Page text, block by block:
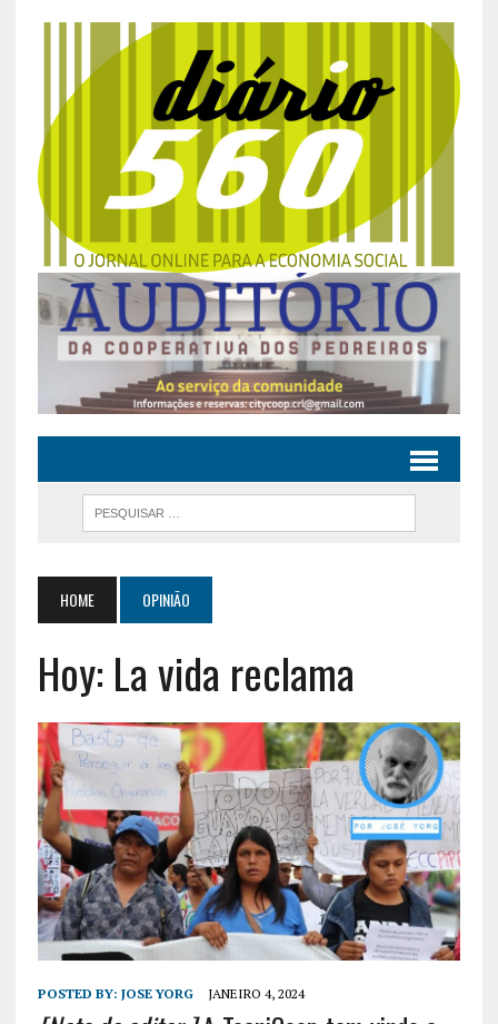
HOME OPINIÃO
Hoy: La vida reclama
POSTED BY: JOSE YORG JANEIRO 4, 2024